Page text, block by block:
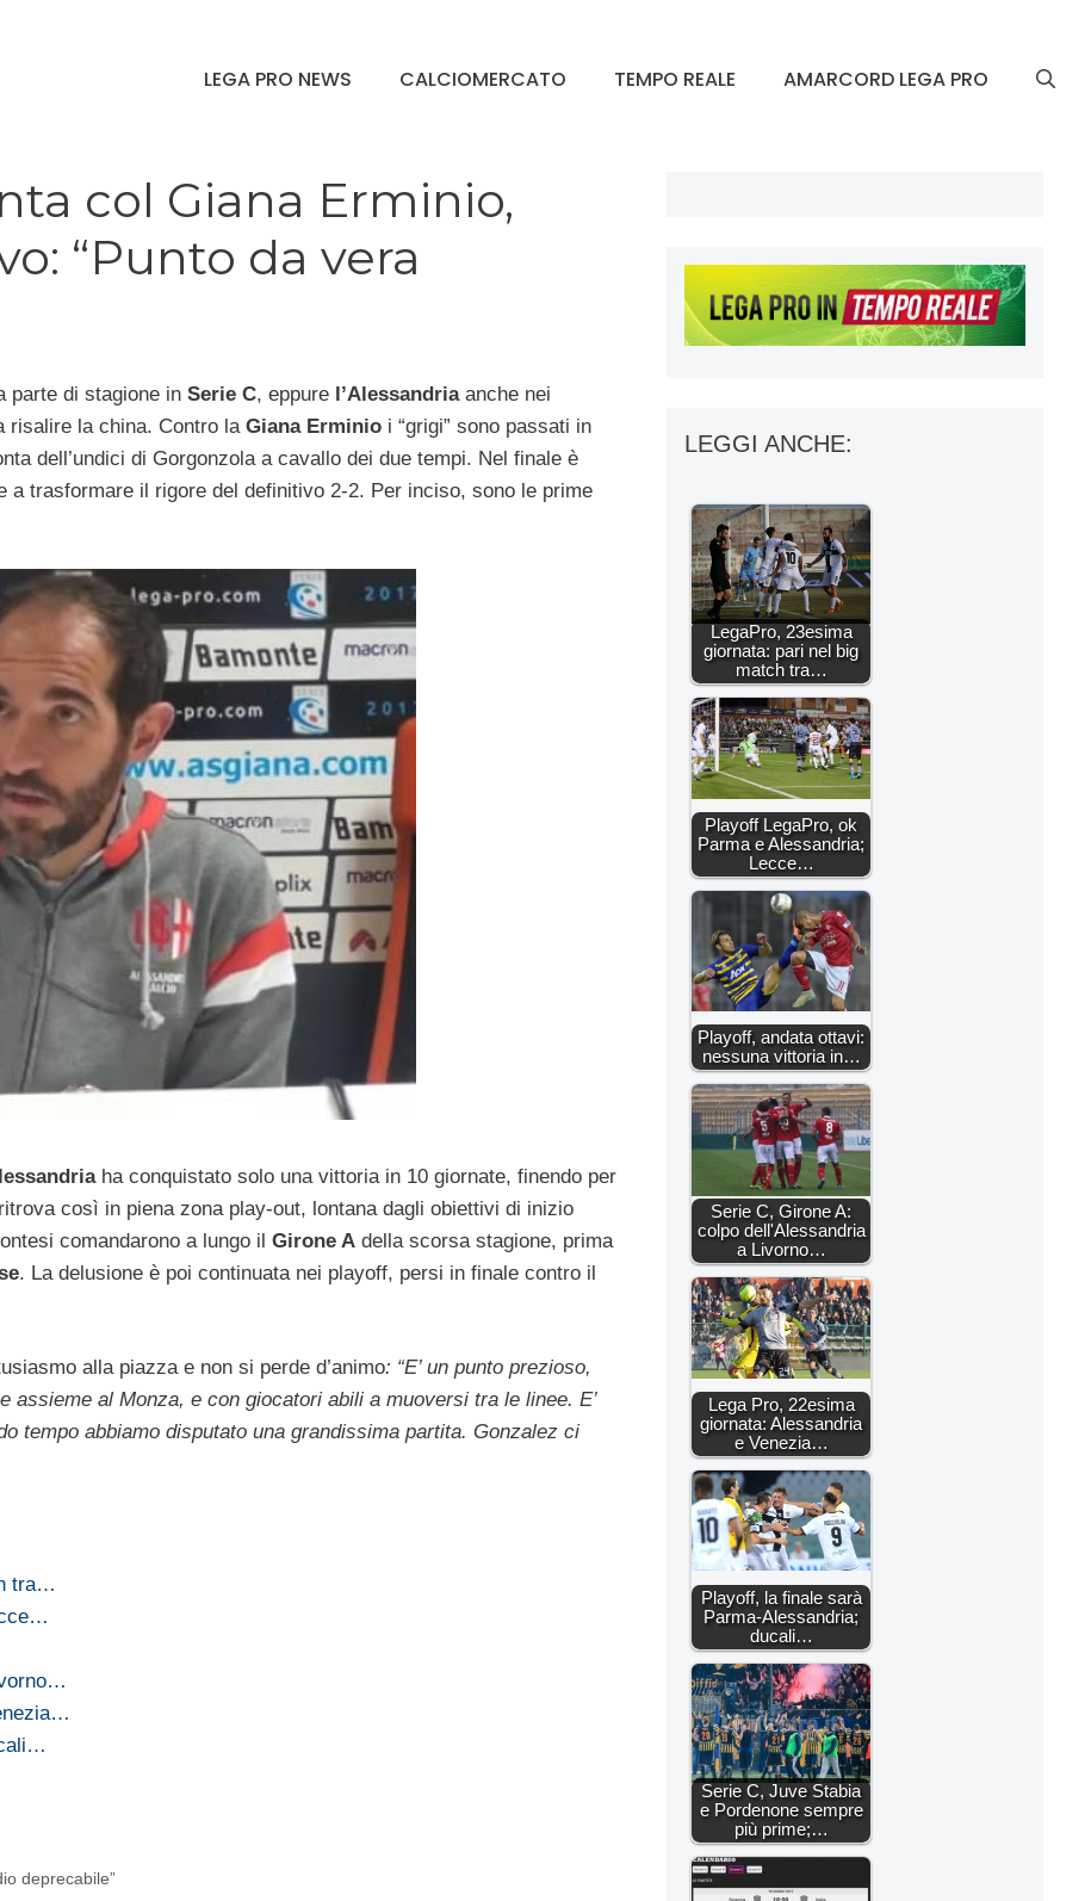
LEGA PRO NEWS CALCIOMERCATO TEMPO REALE AMARCORD LEGA PRO
col Giana Erminio,
“Punto da vera
parte di stagione in Serie C, eppure l’Alessandriaanche nei
risalire la china. Contro la Giana Erminio i “grigi” sono passati in
dell’undici di Gorgonzola a cavallo dei due tempi. Nel finale è
a trasformare il rigore del definitivo 2-2. Per inciso, sono le prime
ha conquistato solo una vittoria in 10 giornate, finendo per
così in piena zona play-out, lontana dagli obiettivi di inizio
comandarono a lungo il Girone A della scorsa stagione, prima
. La delusione è poi continuata nei playoff, persi in finale contro il
alla piazza e non si perde d’animo: “E’ un punto prezioso,
assieme al Monza, e con giocatori abili a muoversi tra le linee. E’
tempo abbiamo disputato una grandissima partita. Gonzalez ci
tra…
deprecabile”
LEGGI ANCHE:
LegaPro, 23esima
giornata: pari nel big
match tra…
Playoff LegaPro, ok
Parma e Alessandria;
Lecce…
Playoff, andata ottavi:
nessuna vittoria in…
Serie C, Girone A:
colpo dell'Alessandria
a Livorno…
Lega Pro, 22esima
giornata: Alessandria
e Venezia…
Playoff, la finale sarà
Parma-Alessandria;
ducali…
Serie C, Juve Stabia
e Pordenone sempre
più prime;…